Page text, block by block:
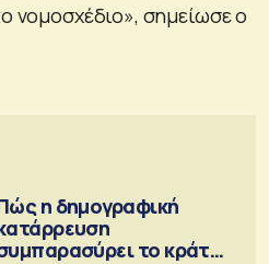
νομοσχέδιο», σημείωσε ο
η δημογραφική
το κράτος